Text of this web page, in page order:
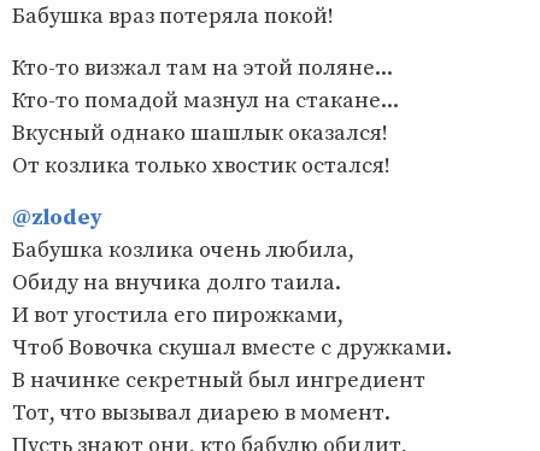
Бабушка враз потеряла покой!
Кто-то визжал там на этой поляне...
Кто-то помадой мазнул на стакане...
Вкусный однако шашлык оказался!
От козлика только хвостик остался!
@zlodey
Бабушка козлика очень любила,
Обиду на внучика долго таила.
И вот угостила его пирожками,
Чтоб Вовочка скушал вместе с дружками.
В начинке секретный был ингредиент
Тот, что вызывал диарею в момент.